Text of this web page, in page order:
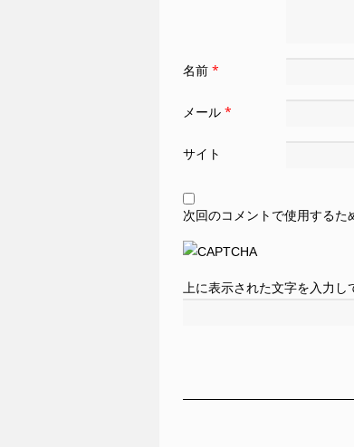
名前*
メール*
サイト
次回のコメントで使用するた
上に表示された文字を入力し